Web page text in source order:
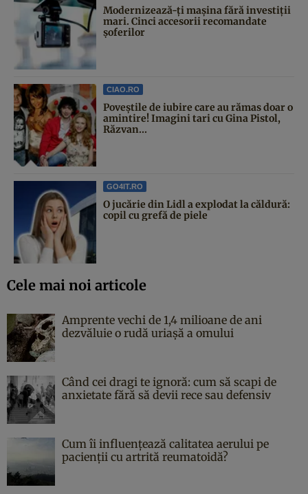
Modernizează-ți mașina fără investiții
mari. Cinci accesorii recomandate
șoferilor
CIAO.RO
Poveştile de iubire care au rămas doar o
amintire! Imagini tari cu Gina Pistol,
Răzvan...
GO4IT.RO
O jucărie din Lidl a explodat la căldură:
copil cu grefă de piele
Cele mai noi articole
Amprente vechi de 1,4 milioane de ani
dezvăluie o rudă uriașă a omului
Când cei dragi te ignoră: cum să scapi de
anxietate fără să devii rece sau defensiv
Cum îi influențează calitatea aerului pe
pacienții cu artrită reumatoidă?